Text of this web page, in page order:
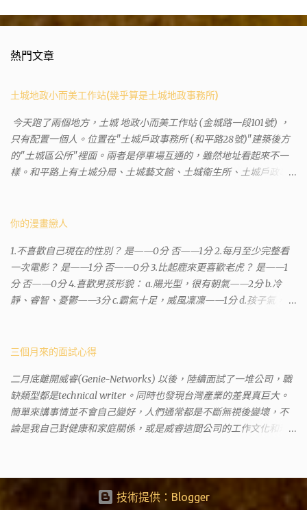
熱門文章
土城地政小而美工作站(幾乎算是土城地政事務所)
今天跑了兩個地方，土城 地政小而美工作站 (金城路一段101號) ，
只有配置一個人。位置在"土城戶政事務所 (和平路28號)"建築後方
的"土城區公所"裡面。兩者是停車場互通的，雖然地址看起來不一
樣。和平路上有土城分局、土城藝文館、土城衛生所、土城戶政事
沒有正式的地政事務所，只有地政小而美工作站 ，也已經能處理大
到以後還真嚇了一跳，這一看就有問題。要是我拿著那不被承認、
有問題的幽靈合約恐怕還調不到資源。但我不知道審判時法官會不
會去調閱這些資料。因為沒把握每個法官或檢察官都公正細心，在
案牘勞形中，會願意為了這種小人物受害案件去挖出更大的黑幕。
市板橋地政事務所 )去取得。不過實際到了現場發現還是需要法院的
件的租客。 在這過程中我覺得很像行走於沙漠的求生者，在一個小
綠洲受到指引要繼續往某個方向才能脫離沙漠。當我不幸受到詐騙
的時候，會覺得這社會真的很黑暗，到處都是敗類橫行卻沒有人願
意伸出援手。行政人員對於社會上充滿詐騙被害者也是義憤填膺，
進警局報案卻一籌莫展時，他們是這社會上別的部門裡後來才能支
援你的人。她祝我官司一切順利。 希望政府能把張淑晶一類的惡房
你的漫畫戀人
1.不喜歡自己現在的性別？ 是——0分 否——1分 2.每月至少完整看
一次電影？ 是——1分 否——0分 3.比起鹿來更喜歡老虎？ 是——1
分 否——0分 4.喜歡男孩形貌： a.陽光型，很有朝氣——2分 b.冷
靜、睿智、憂鬱——3分 c.霸氣十足，威風凜凜——1分 d.孩子氣，十
——1分 6.希望戀人的姓氏： a.大眾化——1分 b.罕見，古色古香的複
活動喜歡參加： a.整場籃球比賽——1分 b.打一下午檯球——3分 c.正
式的舞會——4分 d.猜謎或搶答——2分 8.橡皮與立可白，更常用：
橡皮——1分 立可白——0分 9.喜歡下列哪一種顏色搭配： a.紅加黑
——1分 b.金加銀——2分 c.粉加白——4分 d.粉加灰——3分 10.有多
一彥 9分.仙道彰 10分.王天君 11分.邑輝一貴 12分.道明寺司 13分.沖田
總司 14分.由貴瑛里 15分.傑克 16分.酷拉皮卡 17分.吉良朔夜 18分.藤原
三個月來的面試心得
二月底離開威睿(Genie-Networks) 以後，陸續面試了一堆公司，職
缺類型都是technical writer。同時也發現台灣產業的差異真巨大。
簡單來講事情並不會自己變好，人們通常都是不斷無視後變壞，不
論是我自己對健康和家庭關係，或是威睿這間公司的工作文化和環
主管，減少了我會繼續在這間公司浪費掉的生命。) 這個過程其實是
比較倉促的，原因稍後再說。也因為是這樣，所以都是一些三線的
技術提供：Blogger